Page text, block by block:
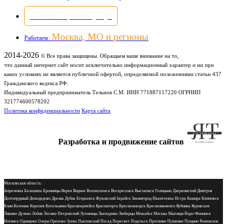
Работаем: Москва, МО и регионы
2014-2026 © Все права защищены. Обращаем ваше внимание на то,
что данный интернет сайт носит исключительно информационный характер и ни при
каких условиях не является публичной офертой, определяемой положениями статьи 437
Гражданского кодекса РФ.
Индивидуальный предприниматель Тельнов С.М. ИНН 771887117220 ОГРНИП
321774600578202
Политика конфиденциальности Карта сайта
Разработка и продвижение сайтов
Московская область:
Апрелевка Балашиха Бронницы Верея Видное Волоколамск Воскресенск Высоковск Голицыно Дзержинский Дмитров
Долгопрудный Домодедово Дрезна Дубна Егорьевск Жуковский Зарайск Звенигород Ивантеевка Истра Кашира Климовск
Клин Коломна Королев Котельники Красноармейск Красногорск Краснозаводск Краснознаменск Кубинка Куровское
Ликино-Дулево Лобня Лосино-Петровский Луховицы Лыткарино Люберцы Можайск Москва Мытищи Наро-Фоминск
Ногинск Одинцово Озеры Орехово-Зуево Павловский Посад Пересвет Подольск Протвино Пушкино Пущино Раменское